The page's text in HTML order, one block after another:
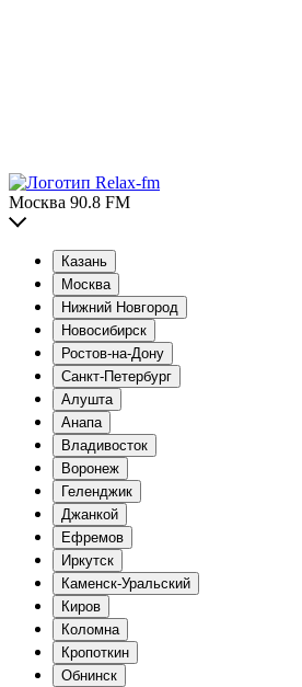
Москва 90.8 FM
Казань
Москва
Нижний Новгород
Новосибирск
Ростов-на-Дону
Санкт-Петербург
Алушта
Анапа
Владивосток
Воронеж
Геленджик
Джанкой
Ефремов
Иркутск
Каменск-Уральский
Киров
Коломна
Кропоткин
Обнинск